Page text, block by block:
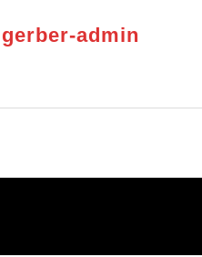
gerber-admin